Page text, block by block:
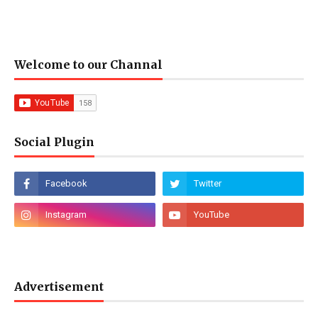
Welcome to our Channal
Social Plugin
Advertisement